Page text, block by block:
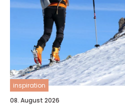
inspiration
08. August 2026